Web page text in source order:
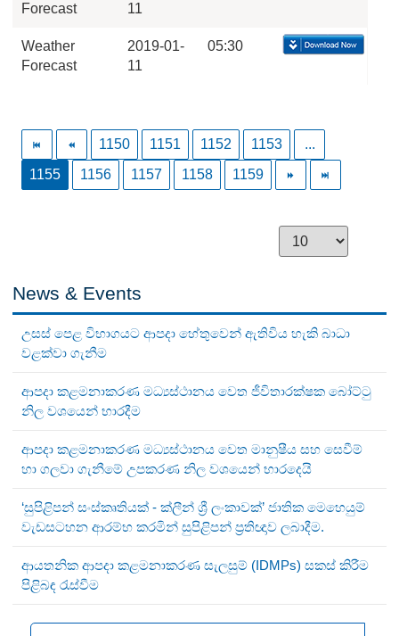
Forecast
11
Weather
Forecast
2019-01-
11
05:30
1150 1151 1152 1153
...
1155
1156 1157 1158 1159
News & Events
උසස් පෙළ විභාගයට ආපදා හේතුවෙන් ඇතිවිය හැකි බාධා
වළක්වා ගැනීම
ආපදා කළමනාකරණ මධ්‍යස්ථානය වෙත ජීවිතාරක්ෂක බෝට්ටු
නිල වශයෙන් භාරදීම
ආපදා කළමනාකරණ මධ්‍යස්ථානය වෙත මානුෂීය සහ සෙවීම්
හා ගලවා ගැනීමේ උපකරණ නිල වශයෙන් භාරදෙයි
‘සුපිළිපන් සංස්කෘතියක් - ක්ලීන් ශ්‍රී ලංකාවක්’ ජාතික මෙහෙයුම්
වැඩසටහන ආරම්භ කරමින් සුපිළිපන් ප්‍රතිඥාව ලබාදීම.
ආයතනික ආපදා කළමනාකරණ සැලසුම් (IDMPs) සකස් කිරීම
පිළිබඳ රැස්වීම